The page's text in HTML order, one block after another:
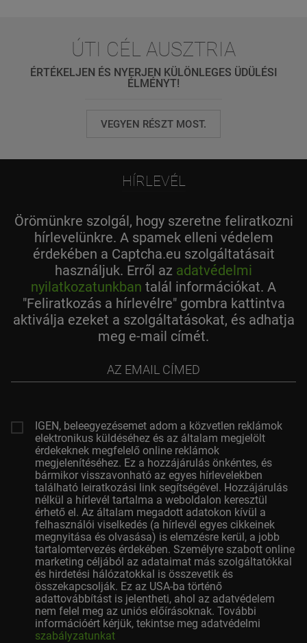
ÚTI CÉL AUSZTRIA
ÉRTÉKELJEN ÉS NYERJEN KÜLÖNLEGES ÜDÜLÉSI
ÉLMÉNYT!
VEGYEN RÉSZT MOST.
HÍRLEVÉL
Örömünkre szolgál, hogy szeretne feliratkozni
hírlevelünkre. A spamek elleni védelem
érdekében a Captcha.eu szolgáltatásait
használjuk. Erről az adatvédelmi
nyilatkozatunkban talál információkat. A
"Feliratkozás a hírlevélre" gombra kattintva
aktiválja ezeket a szolgáltatásokat, és adhatja
meg e-mail címét.
címed
IGEN, beleegyezésemet adom a közvetlen reklámok
elektronikus küldéséhez és az általam megjelölt
érdekeknek megfelelő online reklámok
megjelenítéséhez. Ez a hozzájárulás önkéntes, és
bármikor visszavonható az egyes hírlevelekben
található leiratkozási link segítségével. Hozzájárulás
nélkül a hírlevél tartalma a weboldalon keresztül
érhető el. Az általam megadott adatokon kívül a
felhasználói viselkedés (a hírlevél egyes cikkeinek
megnyitása és olvasása) is elemzésre kerül, a jobb
tartalomtervezés érdekében. Személyre szabott online
marketing céljából az adataimat más szolgáltatókkal
és hirdetési hálózatokkal is összevetik és
összekapcsolják. Ez az USA-ba történő
adattovábbítást is jelentheti, ahol az adatvédelem
nem felel meg az uniós előírásoknak. További
információért kérjük, tekintse meg adatvédelmi
szabályzatunkat